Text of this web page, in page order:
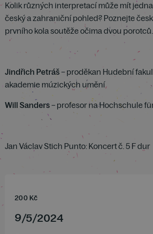
Kolik různých interpretací může mít
český a zahraniční pohled? Poznejte
prvního kola soutěže očima dvou porotců.
Jindřich Petráš– proděkan Hudební
akademie múzických umění
Will Sanders– profesor na Hochschule
Jan Václav Stich Punto: Koncert č. 5 F dur
200 Kč
9/5/2024